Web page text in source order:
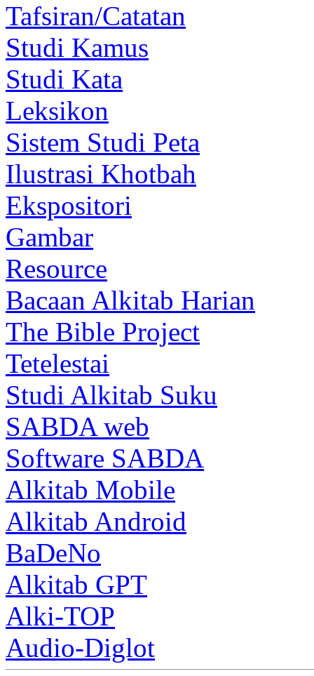
Tafsiran/Catatan
Studi Kamus
Studi Kata
Leksikon
Sistem Studi Peta
Ilustrasi Khotbah
Ekspositori
Gambar
Resource
Bacaan Alkitab Harian
The Bible Project
Tetelestai
Studi Alkitab Suku
SABDA web
Software SABDA
Alkitab Mobile
Alkitab Android
BaDeNo
Alkitab GPT
Alki-TOP
Audio-Diglot